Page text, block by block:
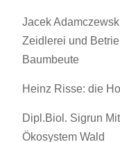
Jacek
Zeidlerei und
Baumbeute
Heinz Risse: die
Dipl.Biol. Sigrun
Ökosystem Wald